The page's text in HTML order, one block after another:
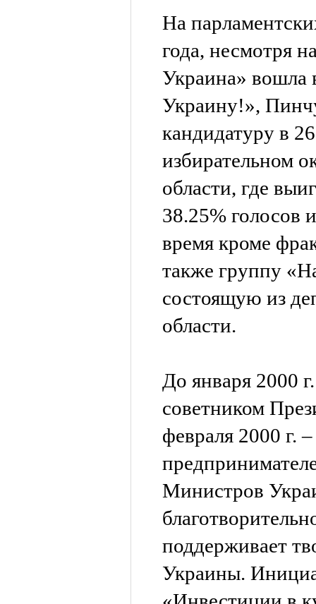
На
года, несмотря
Украина» вошла
Украину!»,
кандидатуру в
избирательном
области, где
38.25% голосов
время кроме
также группу
состоящую из
области.
До января 2000
советником
февраля 2000 г.
Министров
поддерживает
Украины.